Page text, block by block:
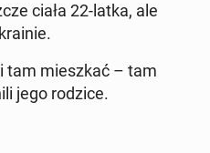
ciała 22-latka, ale
tam miesz­kać – tam
jego rodzice.